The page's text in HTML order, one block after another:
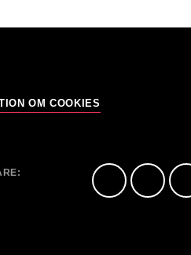
OM COOKIES